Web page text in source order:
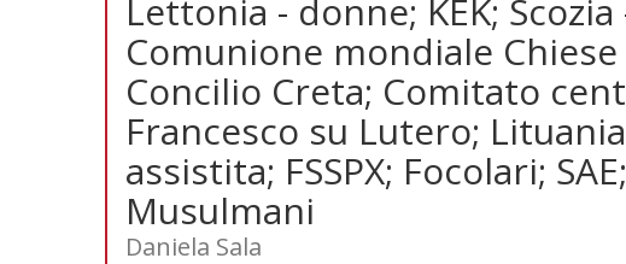
Lettonia - donne; KEK;
Comunione mondiale
Concilio Creta; Comitato
Francesco su Lutero;
assistita; FSSPX; Focolari;
Musulmani
Daniela Sala